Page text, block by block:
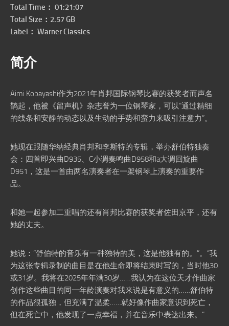
Total Time： 01:21:07
Total Size：2.57 GB
Label： Warner Classics
简介
Aimi Kobayashi作为2021年肖邦国际钢琴比赛的获奖者而声名
鹊起，他被《留声机》杂志誉为一位钢琴家，可以“通过精细
的线条和安静的动态以及生动的手势和蛮力来吸引注意力”。
她现在跟随华纳经典肖邦和李斯特的专辑，举办舒伯特独奏
会：四首即兴曲D935、C小调奏鸣曲D958和a大调回旋曲
D951，这是一首由两名演奏者在一架钢琴上演奏的重要作
品。
和她一起参加二重唱的还有肖邦比赛的获奖者佐田京平，还有
她的丈夫。
她说：“舒伯特的音乐有一种独特的美，这是他独有的。”。“我
为这张专辑录制的曲目是在他生命即将结束时写的，当时他30
或31岁。我将在2025年年满30岁……我认为在这位天才作曲家
创作这些曲目的同一年龄演奏对我来说是有意义的……舒伯特
的作品很孤独，但充满了温柔……就好像作曲家意识到死亡，
但在死亡中，他发现了一点幸福，并在音乐中表达出来。”